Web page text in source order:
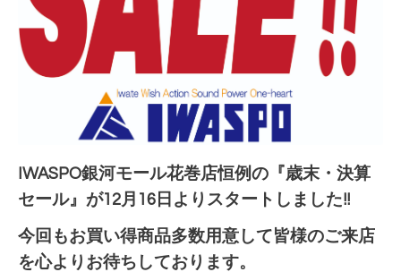
IWASPO銀河モール花巻店恒例の『歳末・決算
セール』が12月16日よりスタートしました!!
今回もお買い得商品多数用意して皆様のご来店
を心よりお待ちしております。